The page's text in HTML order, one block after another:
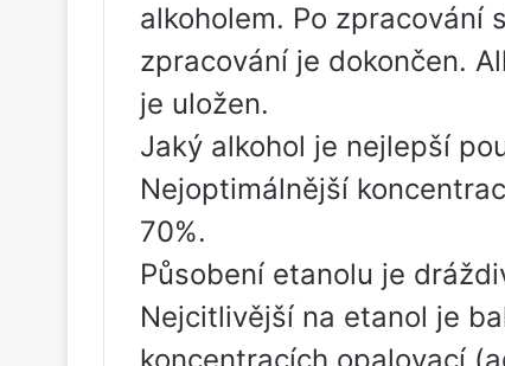
alkoholem. Po zpracování
zpracování je dokončen.
je uložen.
Jaký alkohol je nejlepší
Nejoptimálnější
70%.
Působení etanolu je
Nejcitlivější na etanol je